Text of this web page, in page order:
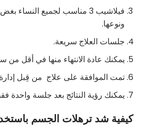
فيلاشيب 3 مناسب لجميع
ونوعها.
جلسات العلاج سريعة.
يمكنك عادة الانتهاء منها في أقل من
تمت الموافقة على علاج من قِبل إدارة
يمكنك رؤية النتائج بعد جلسة واحدة
كيفية شد ترهلات الجسم